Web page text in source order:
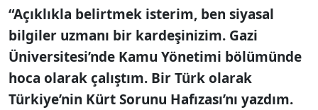
“Açıklıkla belirtmek isterim, ben siyasal
bilgiler uzmanı bir kardeşinizim. Gazi
Üniversitesi’nde Kamu Yönetimi bölümünde
hoca olarak çalıştım. Bir Türk olarak
Türkiye’nin Kürt Sorunu Hafızası’nı yazdım.